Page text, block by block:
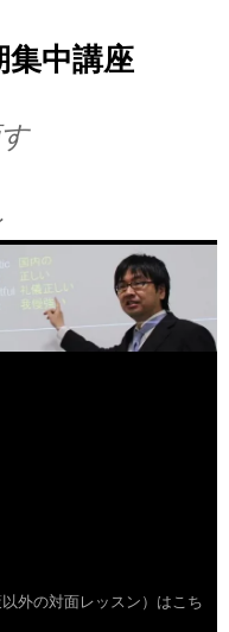
中講座
外の対面レッスン）はこち